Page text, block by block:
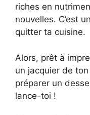
riches en
nouvelles. C’est
quitter ta cuisine.
Alors, prêt à
un jacquier de
préparer un
lance-toi !